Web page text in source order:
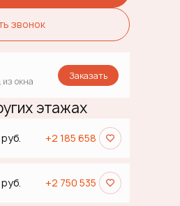
звонок
окна Заказать
этажах
+2 185 658
+2 750 535